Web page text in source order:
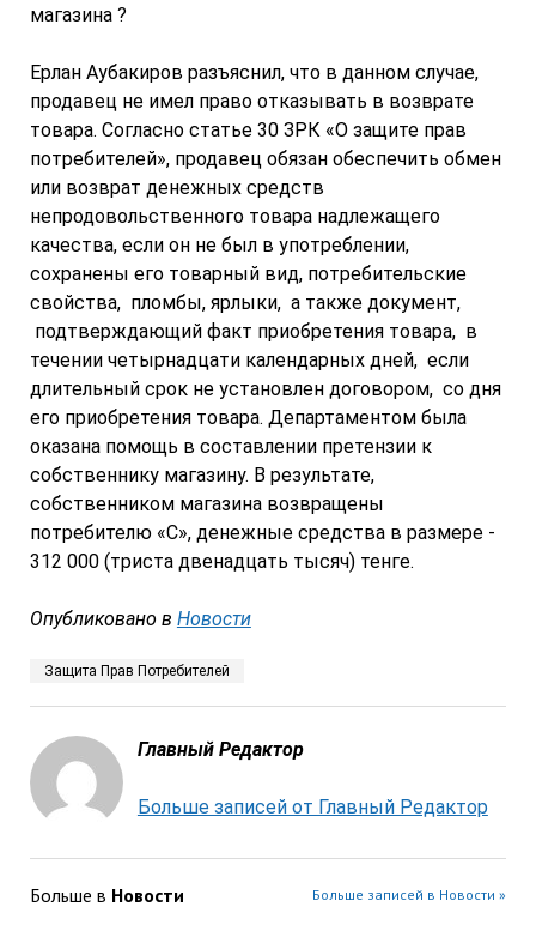
магазина ?
Ерлан Аубакиров разъяснил, что в данном случае,
продавец не имел право отказывать в возврате
товара. Согласно статье 30 ЗРК «О защите прав
потребителей», продавец обязан обеспечить обмен
или возврат денежных средств
непродовольственного товара надлежащего
качества, если он не был в употреблении,
сохранены его товарный вид, потребительские
свойства, пломбы, ярлыки, а также документ,
подтверждающий факт приобретения товара, в
течении четырнадцати календарных дней, если
длительный срок не установлен договором, со дня
его приобретения товара. Департаментом была
оказана помощь в составлении претензии к
собственнику магазину. В результате,
собственником магазина возвращены
потребителю «С», денежные средства в размере ­­­­
312 000 (триста двенадцать тысяч) тенге.
Опубликовано в Новости
Защита Прав Потребителей
Главный Редактор
Больше записей от Главный Редактор
Больше в Новости Больше записей в Новости »